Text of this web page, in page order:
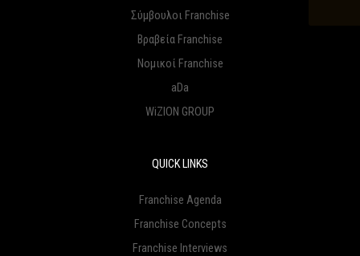
Σύμβουλοι Franchise
Βραβεία Franchise
Νομικοί Franchise
aDa
WiZION GROUP
QUICK LINKS
Franchise Agenda
Franchise Concepts
Franchise Interviews